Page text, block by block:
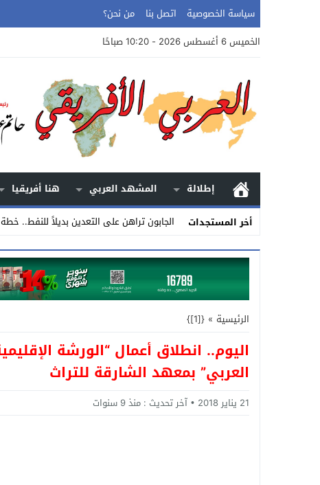
سياسة الخصوصية اتصل بنا
من نحن؟
الخميس 6 أغسطس 2026 - 10:20 صباحًا
إطلالة المشهد العربي هنا أفريقيا
أخر المستجدات
الجابون تراهن على التعدين بديلاً للنفط.. خطة
Stop
Previous
Next
الرئيسية »
{[1]}
اليوم.. انطلاق أعمال “الورشة
العربي” بمعهد الشارقة للتراث
21 يناير 2018 آخر تحديث : منذ 9 سنوات